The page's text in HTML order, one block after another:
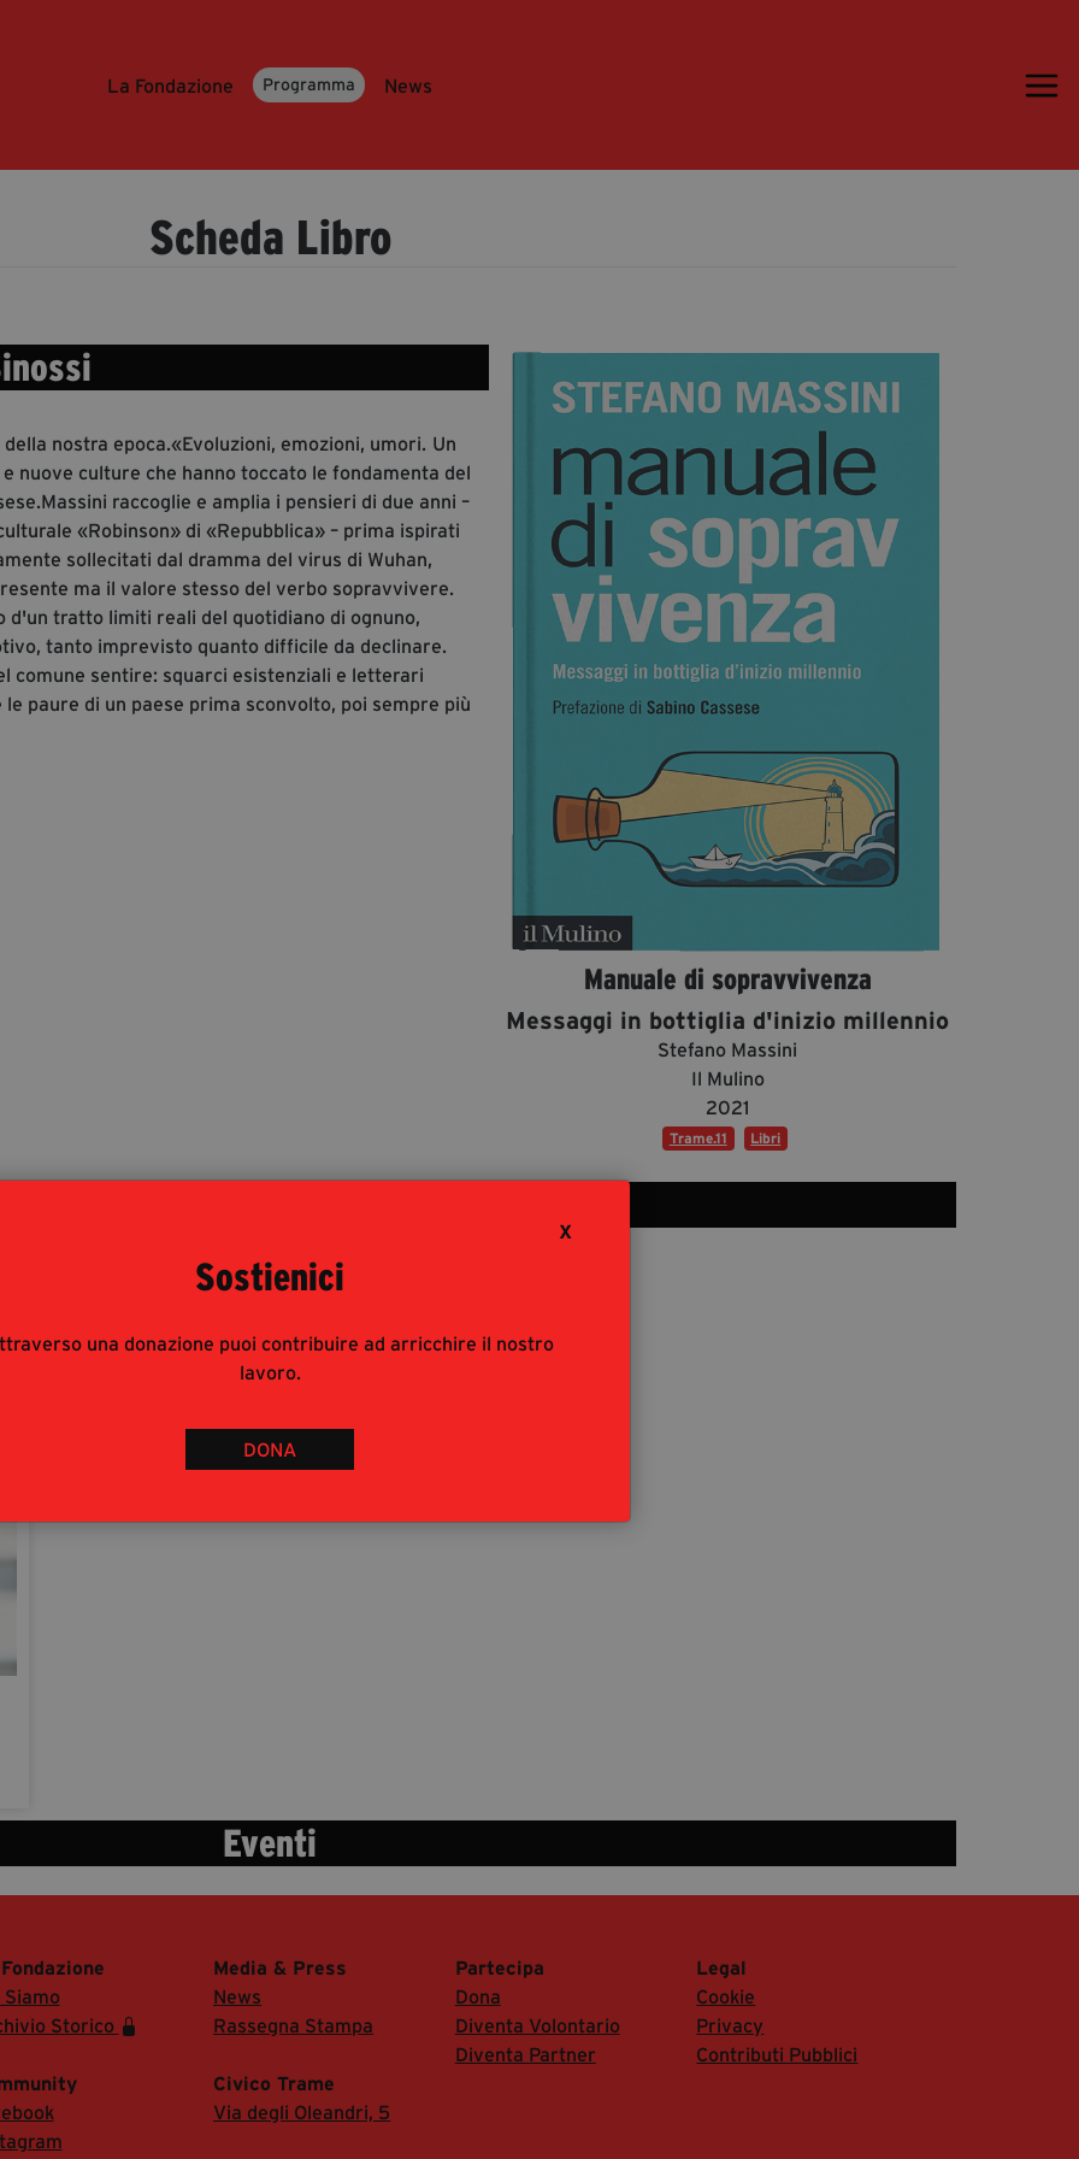
X
Sostienici
una donazione puoi contribuire ad arricchire il nostro
lavoro.
DONA
La Fondazione Programma News
Ospiti
Cartella Stampa
Partecipa
Diventa Partner
Dona
Fondazione Trame
Civico Trame
#Trameascuola
Visioni Civiche
Mostra 3D - Visioni Civiche
Il Diritto di Essere
Archivio Storico
Contatti
segreteria@tramefestival.it
info@tramefestival.it
+39 346 954 4078
Scheda Libro
nostra epoca.«Evoluzioni, emozioni, umori. Un
nuove culture che hanno toccato le fondamenta del
raccoglie e amplia i pensieri di due anni –
«Robinson» di «Repubblica» – prima ispirati
sollecitati dal dramma del virus di Wuhan,
ma il valore stesso del verbo sopravvivere.
d'un tratto limiti reali del quotidiano di ognuno,
tanto imprevisto quanto difficile da declinare.
comune sentire: squarci esistenziali e letterari
paure di un paese prima sconvolto, poi sempre più
Manuale di sopravvivenza
Messaggi in bottiglia d'inizio millennio
Stefano Massini
Il Mulino
2021
Trame.11 Libri
Eventi
Siamo
Storico
Media & Press
News
Rassegna Stampa
Partecipa
Dona
Diventa Volontario
Diventa Partner
Legal
Cookie
Privacy
Contributi Pubblici
Civico Trame
Via degli Oleandri, 5